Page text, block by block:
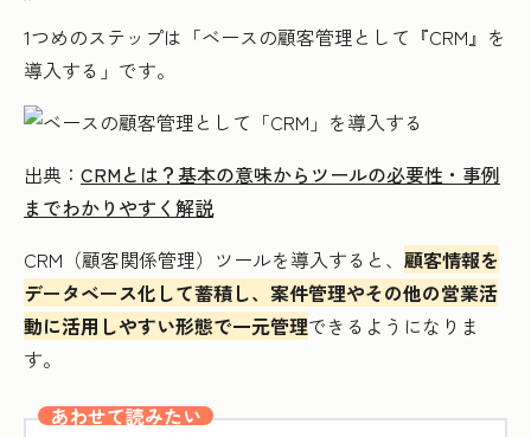
1つめのステップは「ベースの顧客管理として『CRM』を
導入する」です。
出典： CRMとは？基本の意味からツールの必要性・事例
までわかりやすく解説
CRM（顧客関係管理）ツールを導入すると、 顧客情報を
データベース化して蓄積し、案件管理やその他の営業活
動に活用しやすい形態で一元管理できるようになりま
す。
あわせて読みたい